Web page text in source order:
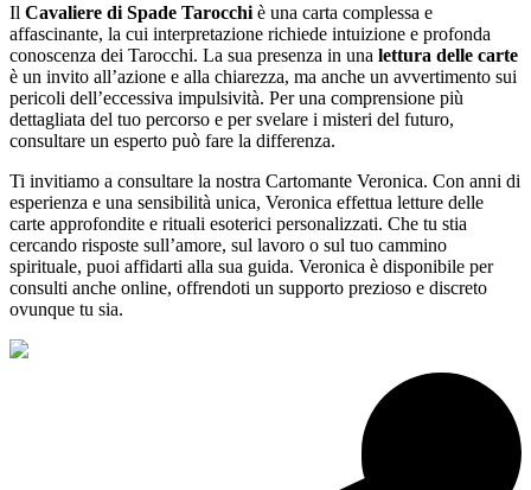
Il Cavaliere di Spade Tarocchi è una carta complessa e
affascinante, la cui interpretazione richiede intuizione e profonda
conoscenza dei Tarocchi. La sua presenza in una lettura delle carte
è un invito all’azione e alla chiarezza, ma anche un avvertimento sui
pericoli dell’eccessiva impulsività. Per una comprensione più
dettagliata del tuo percorso e per svelare i misteri del futuro,
consultare un esperto può fare la differenza.
Ti invitiamo a consultare la nostra Cartomante Veronica. Con anni di
esperienza e una sensibilità unica, Veronica effettua letture delle
carte approfondite e rituali esoterici personalizzati. Che tu stia
cercando risposte sull’amore, sul lavoro o sul tuo cammino
spirituale, puoi affidarti alla sua guida. Veronica è disponibile per
consulti anche online, offrendoti un supporto prezioso e discreto
ovunque tu sia.